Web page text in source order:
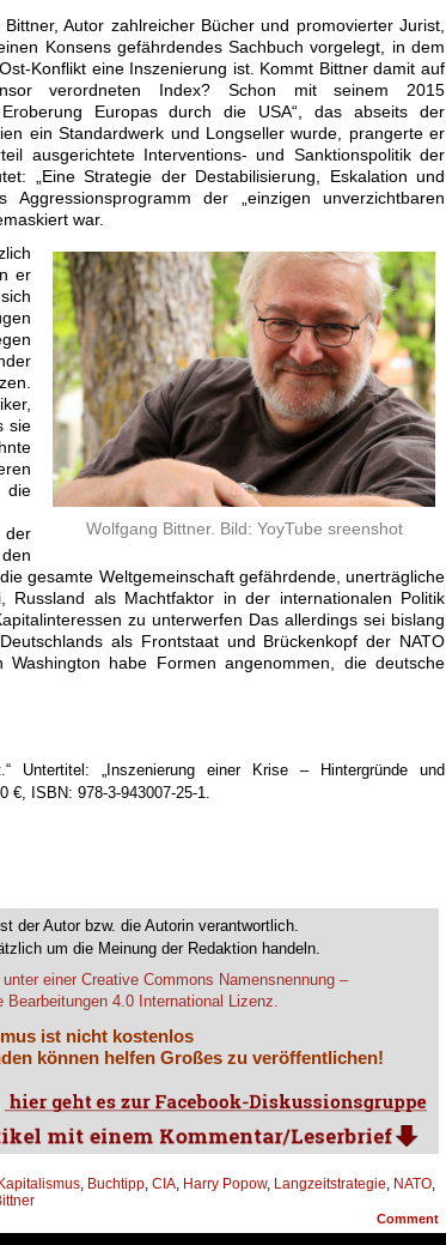
Autor zahlreicher Bücher und promovierter Jurist,
Konsens gefährdendes Sachbuch vorgelegt, in dem
Konflikt eine Inszenierung ist. Kommt Bittner damit auf
verordneten Index? Schon mit seinem 2015
Europas durch die USA“, das abseits der
ein Standardwerk und Longseller wurde, prangerte er
ausgerichtete Interventions- und Sanktionspolitik der
„Eine Strategie der Destabilisierung, Eskalation und
Aggressionsprogramm der „einzigen unverzichtbaren
war.
Wolfgang Bittner. Bild: YoyTube sreenshot
er
sie
der
gesamte Weltgemeinschaft gefährdende, unerträgliche
Russland als Machtfaktor in der internationalen Politik
zu unterwerfen Das allerdings sei bislang
als Frontstaat und Brückenkopf der NATO
habe Formen angenommen, die deutsche
Untertitel: „Inszenierung einer Krise – Hintergründe und
€, ISBN: 978-3-943007-25-1.
der Autor bzw. die Autorin verantwortlich.
um die Meinung der Redaktion handeln.
einer Creative Commons Namensnennung –
Bearbeitungen 4.0 International Lizenz.
ist nicht kostenlos
können helfen Großes zu veröffentlichen!
, Buchtipp, CIA, Harry Popow, Langzeitstrategie, NATO,
Comment